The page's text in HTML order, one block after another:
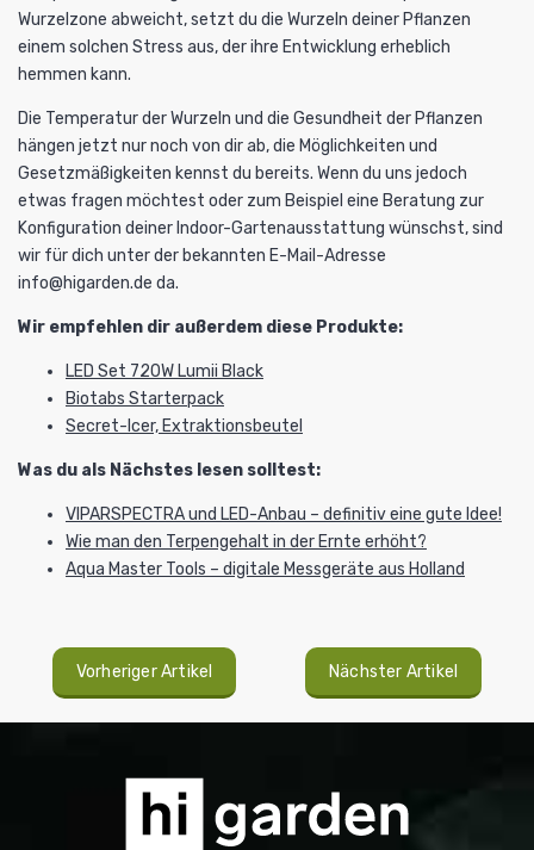
Wurzelzone abweicht, setzt du die Wurzeln deiner Pflanzen
einem solchen Stress aus, der ihre Entwicklung erheblich
hemmen kann.
Die Temperatur der Wurzeln und die Gesundheit der Pflanzen
hängen jetzt nur noch von dir ab, die Möglichkeiten und
Gesetzmäßigkeiten kennst du bereits. Wenn du uns jedoch
etwas fragen möchtest oder zum Beispiel eine Beratung zur
Konfiguration deiner Indoor-Gartenausstattung wünschst, sind
wir für dich unter der bekannten E-Mail-Adresse
info@higarden.de da.
Wir empfehlen dir außerdem diese Produkte:
LED Set 720W Lumii Black
Biotabs Starterpack
Secret-Icer, Extraktionsbeutel
Was du als Nächstes lesen solltest:
VIPARSPECTRA und LED-Anbau – definitiv eine gute Idee!
Wie man den Terpengehalt in der Ernte erhöht?
Aqua Master Tools – digitale Messgeräte aus Holland
Vorheriger Artikel Nächster Artikel